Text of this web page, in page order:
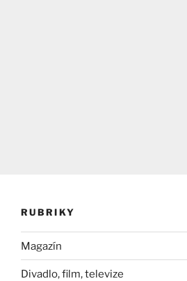
RUBRIKY
Magazín
Divadlo, film, televize